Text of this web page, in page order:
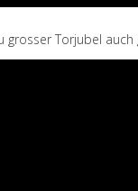
grosser Torjubel